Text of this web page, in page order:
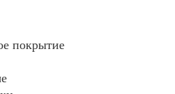
покрытие